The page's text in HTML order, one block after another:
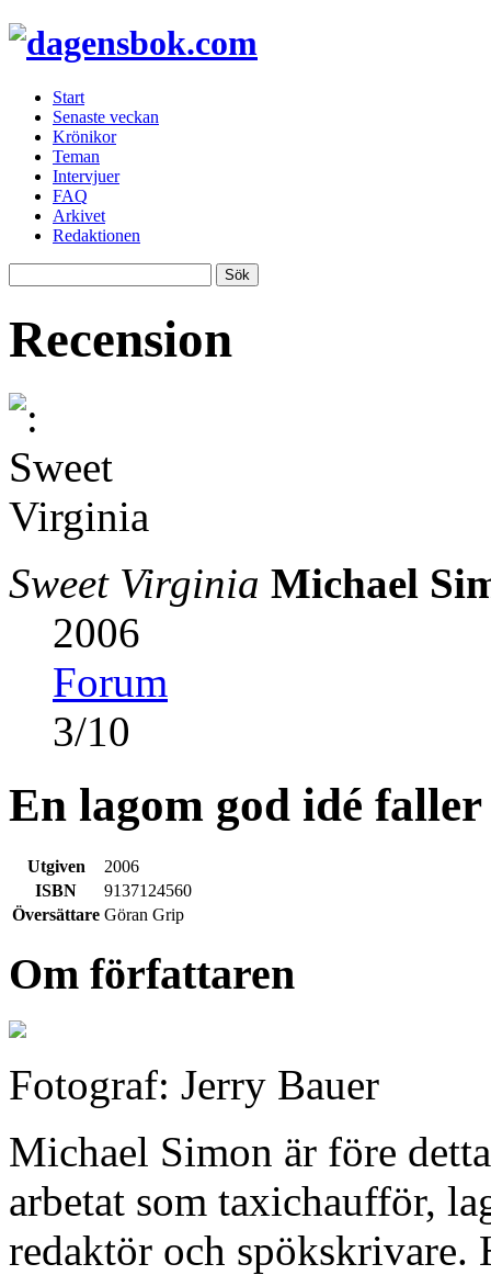
Start
Senaste veckan
Krönikor
Teman
Intervjuer
FAQ
Arkivet
Redaktionen
Recension
Sweet Virginia Michael
2006
Forum
3/10
En lagom god idé
Utgiven
2006
ISBN
9137124560
Översättare Göran Grip
Om författaren
Fotograf: Jerry Bauer
Michael Simon är före
arbetat som taxichaufför,
redaktör och